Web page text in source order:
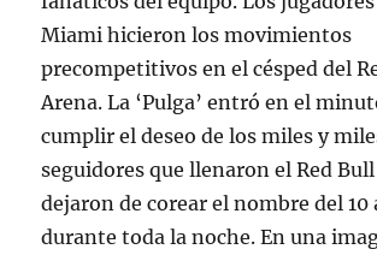
Miami hicieron los movimientos
precompetitivos en el césped del
Arena. La ‘Pulga’ entró en el
cumplir el deseo de los miles y
seguidores que llenaron el Red
dejaron de corear el nombre del 10
durante toda la noche. En una